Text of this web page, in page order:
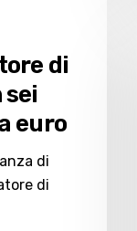
di
euro
di
di